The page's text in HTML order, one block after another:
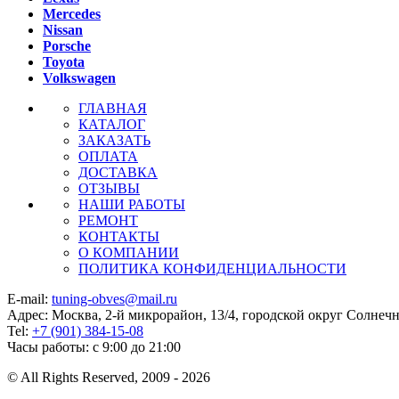
Mercedes
Nissan
Porsche
Toyota
Volkswagen
ГЛАВНАЯ
КАТАЛОГ
ЗАКАЗАТЬ
ОПЛАТА
ДОСТАВКА
ОТЗЫВЫ
НАШИ РАБОТЫ
РЕМОНТ
КОНТАКТЫ
О КОМПАНИИ
ПОЛИТИКА КОНФИДЕНЦИАЛЬНОСТИ
E-mail: tuning-obves@mail.ru
Адрес: Москва, 2-й микрорайон, 13/4, городской округ
Tel: +7 (901) 384-15-08
Часы работы: с 9:00 до 21:00
© All Rights Reserved, 2009 - 2026